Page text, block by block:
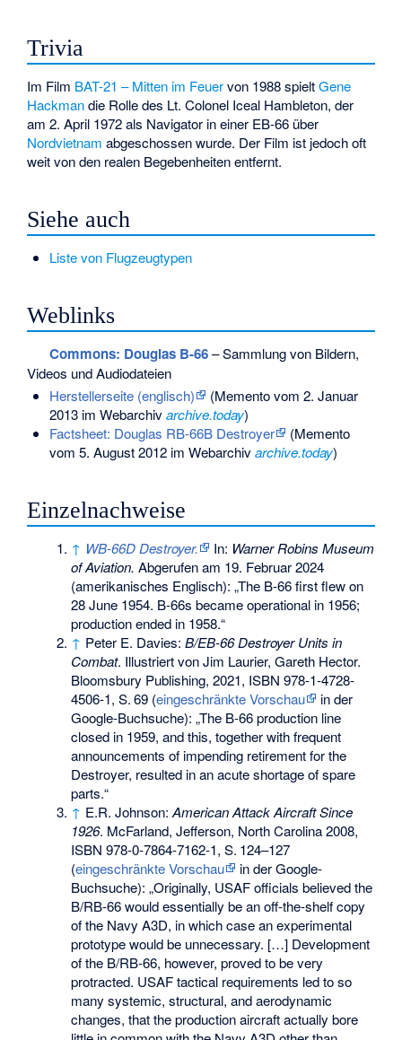
Trivia
Im Film BAT-21 – Mitten im Feuervon 1988 spieltGene
Hackmandie Rolle des Lt. Colonel Iceal Hambleton, der
am 2. April 1972 als Navigator in einer EB-66 über
Nordvietnam abgeschossen wurde. Der Film ist jedoch oft
weit von den realen Begebenheiten entfernt.
Siehe auch
Liste von Flugzeugtypen
Weblinks
Commons: Douglas B-66– Sammlung von Bildern,
Videos und Audiodateien
Herstellerseite (englisch)
(Mementovom 2. Januar
2013 im Webarchivarchive.today)
Factsheet: Douglas RB-66B Destroyer
(Memento
vom 5. August 2012 im Webarchivarchive.today)
Einzelnachweise
↑ WB-66D Destroyer. In: Warner Robins Museum
of Aviation. Abgerufen am 19. Februar 2024
(amerikanisches Englisch): „The B-66 first flew on
28 June 1954. B-66s became operational in 1956;
production ended in 1958.“
↑ Peter E. Davies:B/EB-66 Destroyer Units in
Combat. Illustriert von Jim Laurier, Gareth Hector.
Bloomsbury Publishing, 2021, ISBN 978-1-4728-
4506-1,S.69 (eingeschränkte Vorschau
in der
Google-Buchsuche): „The B-66 production line
closed in 1959, and this, together with frequent
announcements of impending retirement for the
Destroyer, resulted in an acute shortage of spare
parts.“
↑ E.R. Johnson:American Attack Aircraft Since
1926. McFarland, Jefferson, North Carolina 2008,
ISBN 978-0-7864-7162-1,S. 124–127
(eingeschränkte Vorschau
in der Google-
Buchsuche): „Originally, USAF officials believed the
B/RB-66 would essentially be an off-the-shelf copy
of the Navy A3D, in which case an experimental
prototype would be unnecessary. […] Development
of the B/RB-66, however, proved to be very
protracted. USAF tactical requirements led to so
many systemic, structural, and aerodynamic
changes, that the production aircraft actually bore